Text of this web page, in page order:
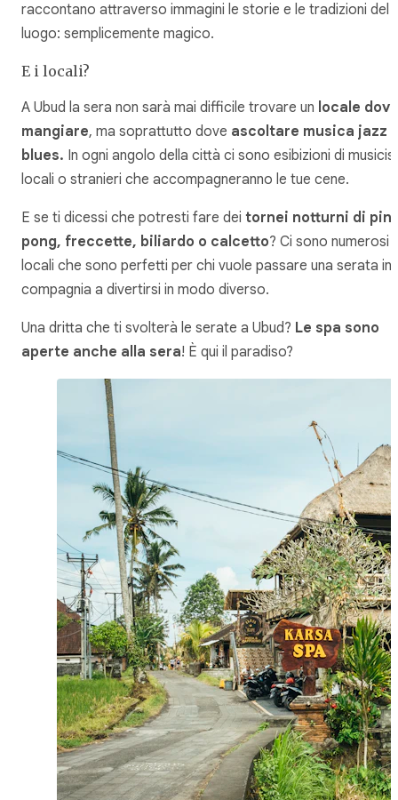
raccontano attraverso immagini le storie e le tradizioni del
luogo: semplicemente magico.
E i locali?
A Ubud la sera non sarà mai difficile trovare un locale dove
mangiare, ma soprattutto dove ascoltare musica jazz
blues. In ogni angolo della città ci sono esibizioni di
locali o stranieri che accompagneranno le tue cene.
E se ti dicessi che potresti fare dei tornei notturni di
pong, freccette, biliardo o calcetto? Ci sono numerosi
locali che sono perfetti per chi vuole passare una serata in
compagnia a divertirsi in modo diverso.
Una dritta che ti svolterà le serate a Ubud? Le spa sono
aperte anche alla sera! È qui il paradiso?